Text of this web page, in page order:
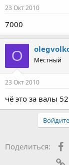
23 Окт 2010
7000
O Местный
23 Окт 2010
чё это за валы
Поделиться: